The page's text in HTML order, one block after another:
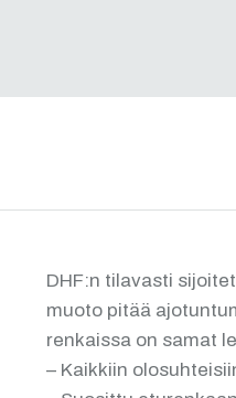
DHF:n tilavasti
muoto pitää
renkaissa on samat
– Kaikkiin